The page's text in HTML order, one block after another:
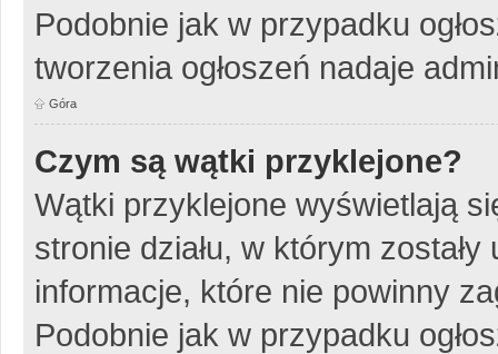
Podobnie jak w przypadku
tworzenia ogłoszeń nadaje
Góra
Czym są wątki przyklejone?
Wątki przyklejone wyświetlają
stronie działu, w którym
informacje, które nie powinny
Podobnie jak w przypadku